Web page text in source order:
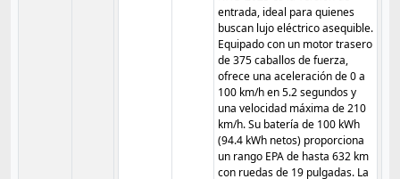
entrada, ideal para quienes
buscan lujo eléctrico asequible.
Equipado con un motor trasero
de 375 caballos de fuerza,
ofrece una aceleración de 0 a
100 km/h en 5.2 segundos y
una velocidad máxima de 210
km/h. Su batería de 100 kWh
(94.4 kWh netos) proporciona
un rango EPA de hasta 632 km
con ruedas de 19 pulgadas. La